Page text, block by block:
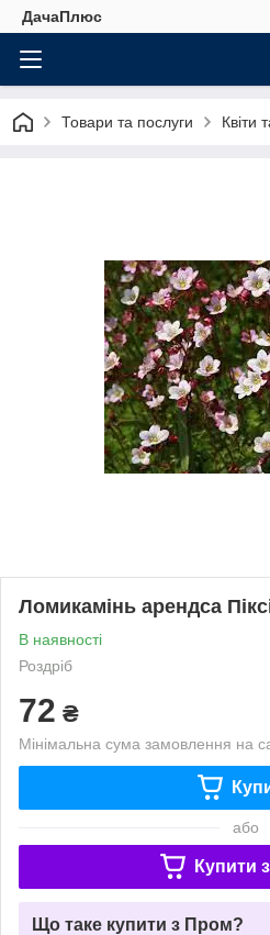
ДачаПлюс
Товари та послуги Квіти
Ломикамінь арендса
В наявності
Роздріб
72 ₴
Мінімальна сума замовлення на
або
Купити з
Що таке купити з Пром?